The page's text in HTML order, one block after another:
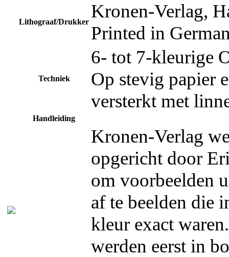
Lithograaf/Drukker
Kronen-Verlag,
Printed in
Techniek
6- tot 7-kleurige
Op stevig papier
versterkt met
Handleiding
Kronen-Verlag
opgericht door
om voorbeelden
af te beelden die
kleur exact
werden eerst in